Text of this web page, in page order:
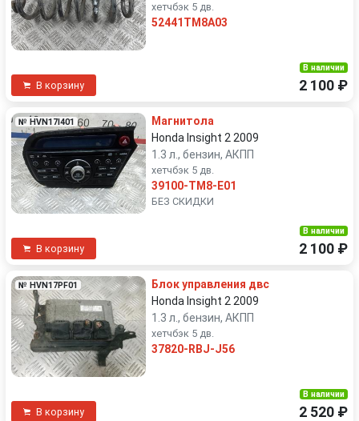
хетчбэк 5 дв.
52441TM8A03
В корзину
В наличии
2 100 ₽
№ HVN17I401
Магнитола
Honda Insight 2 2009
1.3 л., бензин, АКПП
хетчбэк 5 дв.
39100-TM8-E01
БЕЗ СКИДКИ
В корзину
В наличии
2 100 ₽
№ HVN17PF01
Блок управления двс
Honda Insight 2 2009
1.3 л., бензин, АКПП
хетчбэк 5 дв.
37820-RBJ-J56
В корзину
В наличии
2 520 ₽